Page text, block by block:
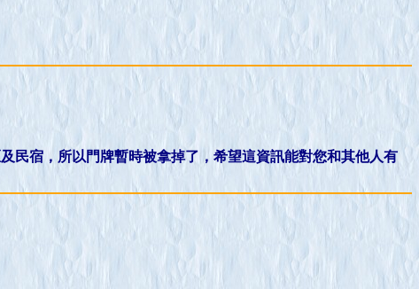
民宿，所以門牌暫時被拿掉了，希望這資訊能對您和其他人有